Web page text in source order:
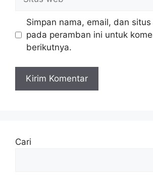
web
Simpan nama, email, dan
pada peramban ini untuk
berikutnya.
Cari